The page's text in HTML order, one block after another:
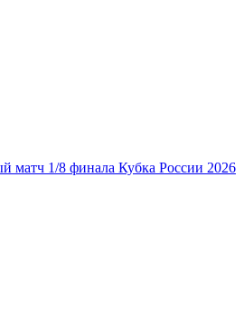
матч 1/8 финала Кубка России 2026